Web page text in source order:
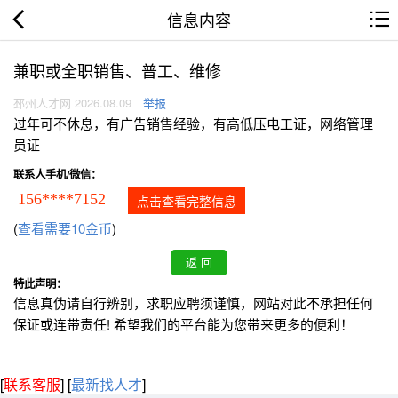
信息内容
兼职或全职销售、普工、维修
邳州人才网 2026.08.09 举报
过年可不休息，有广告销售经验，有高低压电工证，网络管理
员证
联系人手机/微信：
156****7152 点击查看完整信息
(查看需要10金币)
特此声明：
信息真伪请自行辨别，求职应聘须谨慎，网站对此不承担任何
保证或连带责任! 希望我们的平台能为您带来更多的便利！
[联系客服] [最新找人才]